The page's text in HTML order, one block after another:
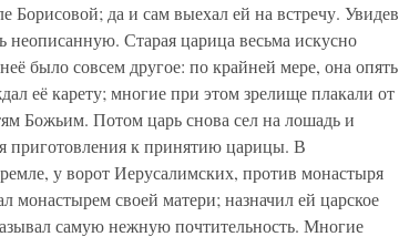
да и сам выехал ей на встречу. Увидев
неописанную. Старая царица весьма искусно
было совсем другое: по крайней мере, она опять
её карету; многие при этом зрелище плакали от
Божьим. Потом царь снова сел на лошадь и
приготовления к принятию царицы. В
у ворот Иерусалимских, против монастыря
монастырем своей матери; назначил ей царское
самую нежную почтительность. Многие